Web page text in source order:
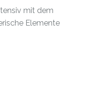
mit dem
Elemente